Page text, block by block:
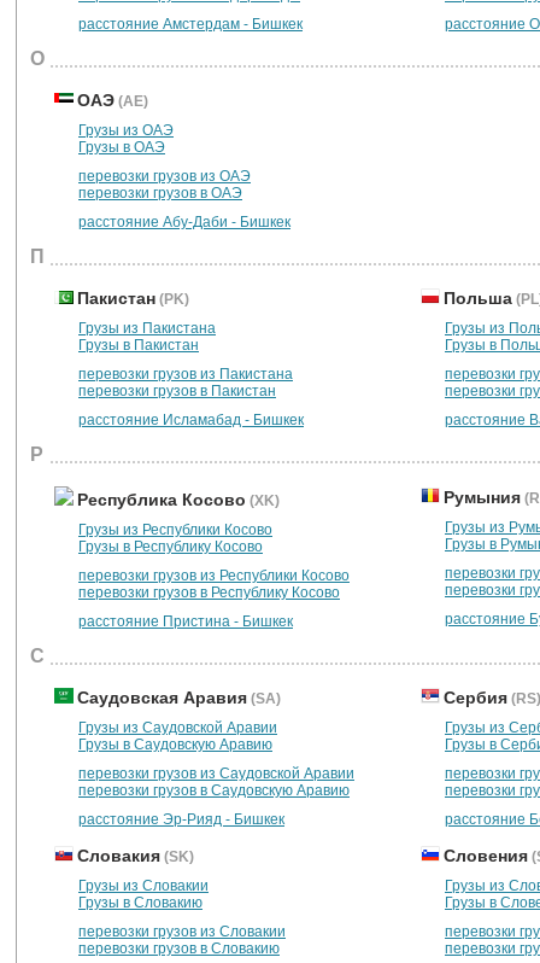
расстояние Амстердам - Бишкек
расстояние
О
ОАЭ (AE)
Грузы из ОАЭ
Грузы в ОАЭ
перевозки грузов из ОАЭ
перевозки грузов в ОАЭ
расстояние Абу-Даби - Бишкек
П
Пакистан (PK)
Грузы из Пакистана
Грузы в Пакистан
перевозки грузов из Пакистана
перевозки грузов в Пакистан
расстояние Исламабад - Бишкек
Польша
Грузы из
Грузы в
перевозки
перевозки
расстояние
Р
Республика Косово (XK)
Грузы из Республики Косово
Грузы в Республику Косово
перевозки грузов из Республики Косово
перевозки грузов в Республику Косово
расстояние Пристина - Бишкек
Румыния
Грузы из
Грузы в
перевозки
перевозки
расстояние
С
Саудовская Аравия (SA)
Грузы из Саудовской Аравии
Грузы в Саудовскую Аравию
перевозки грузов из Саудовской Аравии
перевозки грузов в Саудовскую Аравию
расстояние Эр-Рияд - Бишкек
Сербия (RS)
Грузы из
Грузы в
перевозки
перевозки
расстояние
Словакия (SK)
Грузы из Словакии
Грузы в Словакию
перевозки грузов из Словакии
перевозки грузов в Словакию
Словения
Грузы из
Грузы в
перевозки
перевозки